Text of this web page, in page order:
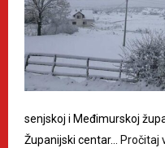
senjskoj i Međimurskoj
Županijski centar… Pročitaj